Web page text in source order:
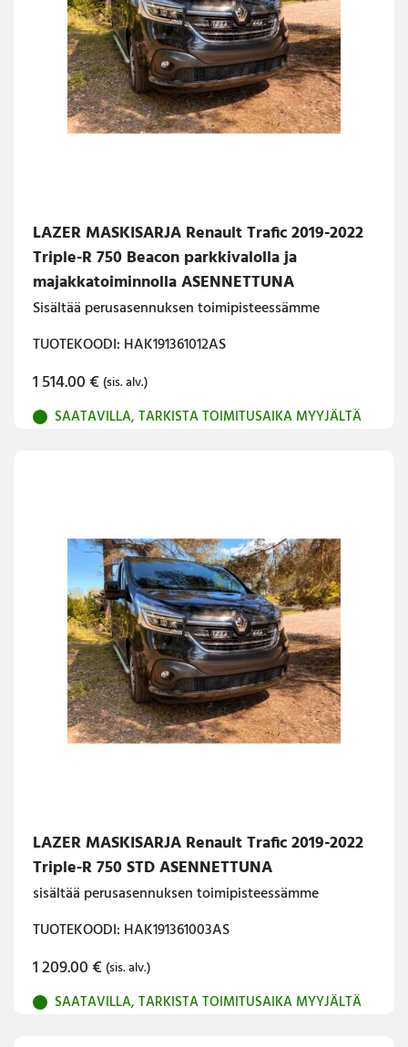
LAZER MASKISARJA Renault Trafic 2019-2022
Triple-R 750 Beacon parkkivalolla ja
majakkatoiminnolla ASENNETTUNA
Sisältää perusasennuksen toimipisteessämme
TUOTEKOODI: HAK191361012AS
1 514.00€ (sis. alv.)
SAATAVILLA, TARKISTA TOIMITUSAIKA MYYJÄLTÄ
LAZER MASKISARJA Renault Trafic 2019-2022
Triple-R 750 STD ASENNETTUNA
sisältää perusasennuksen toimipisteessämme
TUOTEKOODI: HAK191361003AS
1 209.00€ (sis. alv.)
SAATAVILLA, TARKISTA TOIMITUSAIKA MYYJÄLTÄ